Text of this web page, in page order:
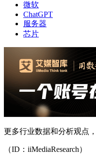
微软
ChatGPT
服务器
芯片
更多行业数据和分析观点
（ID：iiMediaResearch）